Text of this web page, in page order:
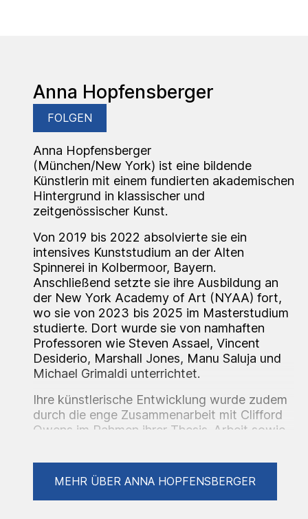
Anna Hopfensberger
FOLGEN
Anna Hopfensberger
(München/New York) ist eine bildende
Künstlerin mit einem fundierten akademischen
Hintergrund in klassischer und
zeitgenössischer Kunst.
Von 2019 bis 2022 absolvierte sie ein
intensives Kunststudium an der Alten
Spinnerei in Kolbermoor, Bayern.
Anschließend setzte sie ihre Ausbildung an
der New York Academy of Art (NYAA) fort,
wo sie von 2023 bis 2025 im Masterstudium
studierte. Dort wurde sie von namhaften
Professoren wie Steven Assael, Vincent
Desiderio, Marshall Jones, Manu Saluja und
Michael Grimaldi unterrichtet.
Ihre künstlerische Entwicklung wurde zudem
durch die enge Zusammenarbeit mit Clifford
Owens im Rahmen ihrer Thesis-Arbeit sowie
Benaroya geprägt.
MEHR ÜBER ANNA HOPFENSBERGER